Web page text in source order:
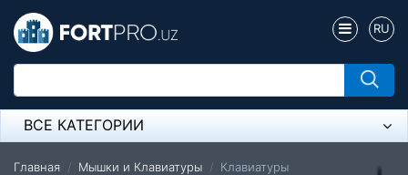
RU
ВСЕ КАТЕГОРИИ
Микрофон
Главная Мышки и Клавиатуры Клавиатуры